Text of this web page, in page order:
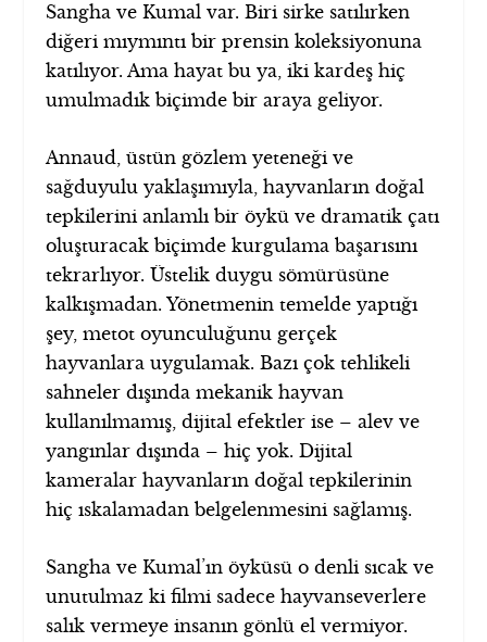
Sangha ve Kumal var. Biri sirke satılırken
diğeri mıymıntı bir prensin koleksiyonuna
katılıyor. Ama hayat bu ya, iki kardeş hiç
umulmadık biçimde bir araya geliyor.
Annaud, üstün gözlem yeteneği ve
sağduyulu yaklaşımıyla, hayvanların doğal
tepkilerini anlamlı bir öykü ve dramatik çatı
oluşturacak biçimde kurgulama başarısını
tekrarlıyor. Üstelik duygu sömürüsüne
kalkışmadan. Yönetmenin temelde yaptığı
şey, metot oyunculuğunu gerçek
hayvanlara uygulamak. Bazı çok tehlikeli
sahneler dışında mekanik hayvan
kullanılmamış, dijital efektler ise – alev ve
yangınlar dışında – hiç yok. Dijital
kameralar hayvanların doğal tepkilerinin
hiç ıskalamadan belgelenmesini sağlamış.
Sangha ve Kumal’ın öyküsü o denli sıcak ve
unutulmaz ki filmi sadece hayvanseverlere
salık vermeye insanın gönlü el vermiyor.